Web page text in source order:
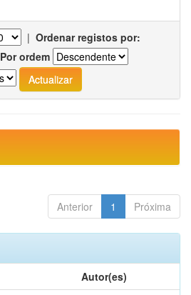
| Ordenar registos por:
Por ordem
Anterior 1 Próxima
Autor(es)